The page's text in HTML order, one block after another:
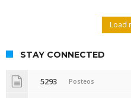
Load
STAY CONNECTED
5293 Posteos